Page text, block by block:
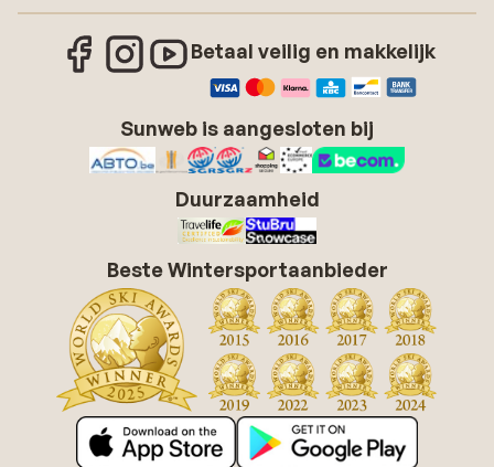
Betaal veilig en makkelijk
Sunweb is aangesloten bij
Duurzaamheid
Beste Wintersportaanbieder